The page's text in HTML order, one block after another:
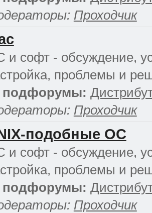
Проходчик
и софт - обсуждение,
проблемы и
Проходчик
подобные ОС
и софт - обсуждение,
проблемы и
Проходчик